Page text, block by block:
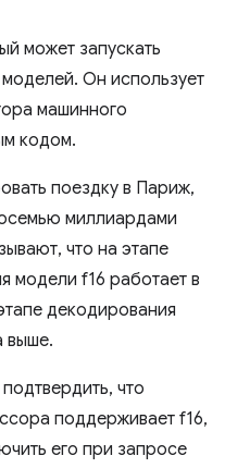
может запускать
Он использует
машинного
кодом.
поездку в Париж,
миллиардами
что на этапе
модели f16 работает в
декодирования
выше.
что
поддерживает f16,
его при запросе